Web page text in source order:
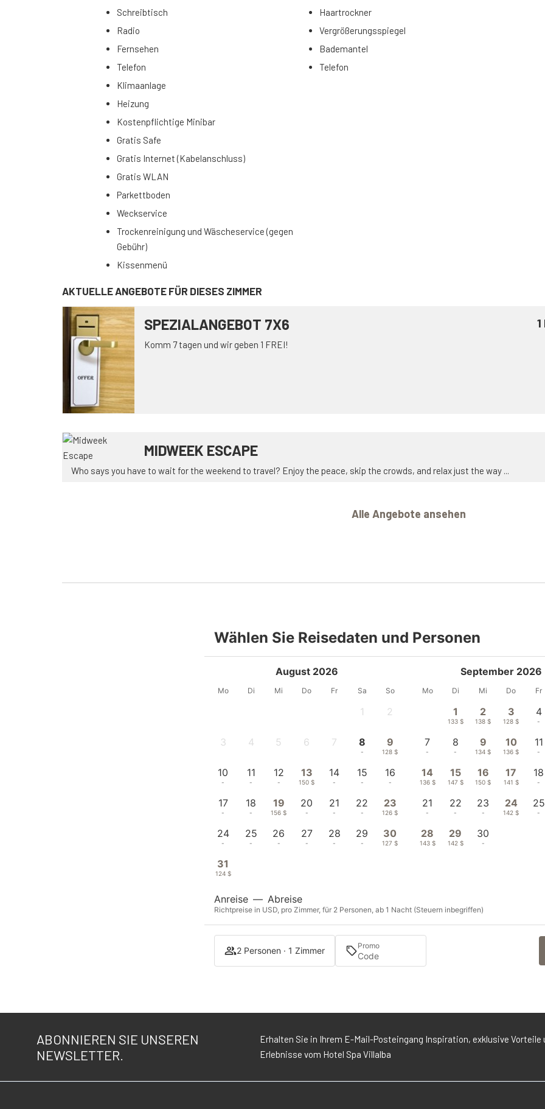
Schreibtisch
Radio
Fernsehen
Telefon
Klimaanlage
Heizung
Kostenpflichtige Minibar
Gratis Safe
Gratis Internet (Kabelanschluss)
Gratis WLAN
Parkettboden
Weckservice
Trockenreinigung und Wäscheservice (gegen
Gebühr)
Kissenmenü
Haartrockner
Vergrößerungsspiegel
Bademantel
Telefon
AKTUELLE ANGEBOTE FÜR DIESES ZIMMER
SPEZIALANGEBOT 7X6
Komm 7 tagen und wir geben 1 FREI!
MIDWEEK ESCAPE
Who says you have to wait for the weekend to travel? Enjoy the peace, skip the crowds, and relax just the way ...
Alle Angebote ansehen
Wählen Sie Reisedaten und Personen
August 2026
Mo Di Mi Do Fr Sa So
1 2
3 4 5 6 7 8
-
9
128 $
10
-
11
-
12
-
13
150 $
14
-
15
-
16
-
17
-
18
-
19
156 $
20
-
21
-
22
-
23
126 $
24
-
25
-
26
-
27
-
28
-
29
-
30
127 $
31
124 $
September 2026
Mo Di Mi Do Fr
1
133 $
2
138 $
3
128 $
4
-
7
-
8
-
9
134 $
10
136 $
11
-
14
136 $
15
147 $
16
150 $
17
141 $
18
-
21
-
22
-
23
-
24
142 $
25
-
28
143 $
29
142 $
30
-
Anreise — Abreise
Richtpreise in USD, pro Zimmer, für 2 Personen, ab 1 Nacht (Steuern inbegriffen)
2 Personen · 1 Zimmer Promo
ABONNIEREN SIE UNSEREN
NEWSLETTER.
Erhalten Sie in Ihrem E-Mail-Posteingang Inspiration, exklusive Vorteile
Erlebnisse vom Hotel Spa Villalba